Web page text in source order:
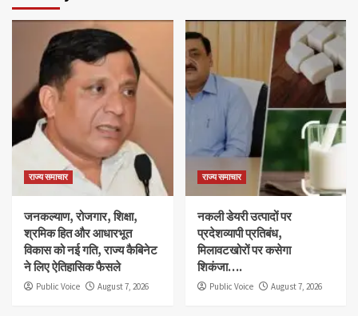
राज्य समाचार
जनकल्याण, रोजगार, शिक्षा,
श्रमिक हित और आधारभूत
विकास को नई गति, राज्य कैबिनेट
ने लिए ऐतिहासिक फैसले
Public Voice August 7, 2026
राज्य समाचार
नकली डेयरी उत्पादों पर
प्रदेशव्यापी प्रतिबंध,
मिलावटखोरों पर कसेगा
शिकंजा….
Public Voice August 7, 2026